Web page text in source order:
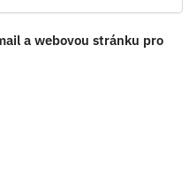
a webovou stránku pro